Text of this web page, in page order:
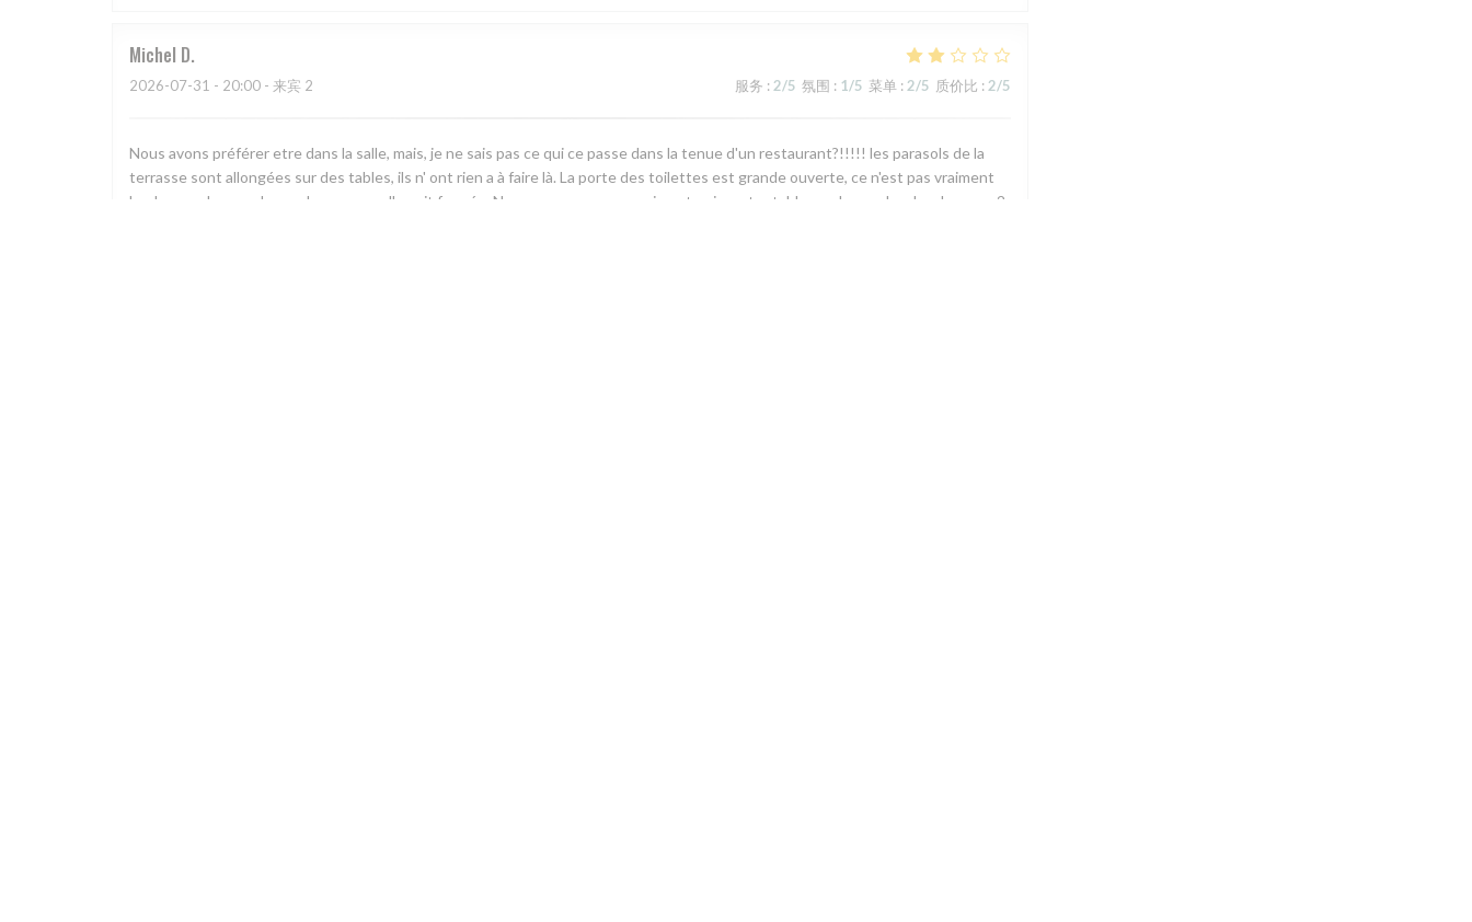
Michel D
2026-07-31 - 20:00 - 来宾 2 服务 : 2/5 氛围 : 1/5 菜单 : 2/5 质价比 : 2/5
Nous avons préférer etre dans la salle, mais, je ne sais pas ce qui ce passe dans la tenue d'un restaurant?!!!!! les parasols de la
terrasse sont allongées sur des tables, ils n' ont rien a à faire là. La porte des toilettes est grande ouverte, ce n'est pas vraiment
kool, nous devons demander pour quelle soit fermée. Nous ne savons pas vraiment qui a notre table en charge; La planche pour 2,